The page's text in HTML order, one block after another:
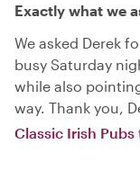
Exactly what we
We asked Derek
busy Saturday
while also
way. Thank you,
Classic Irish